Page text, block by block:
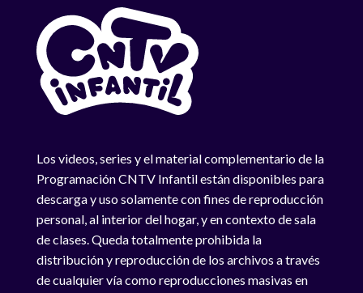
Los videos, series y el material complementario de la
Programación CNTV Infantil están disponibles para
descarga y uso solamente con fines de reproducción
personal, al interior del hogar, y en contexto de sala
de clases. Queda totalmente prohibida la
distribución y reproducción de los archivos a través
de cualquier vía como reproducciones masivas en